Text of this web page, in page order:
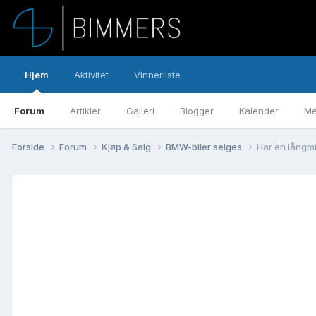
Hjem
Forum Artikler Galleri Blogger Kalender
Aktivitet Vinnerliste
Forside Forum Kjøp & Salg BMW-biler selges Har en